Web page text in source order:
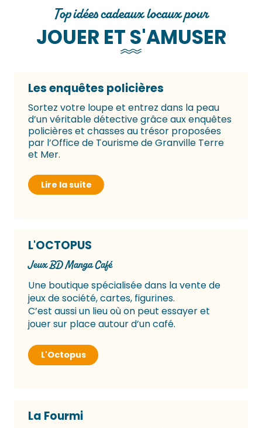
Top idées cadeaux locaux pour
JOUER ET S'AMUSER
Les enquêtes policières
Sortez votre loupe et entrez dans la peau
d’un véritable détective grâce aux enquêtes
policières et chasses au trésor proposées
par l’Office de Tourisme de Granville Terre
et Mer.
Lire la suite
L'OCTOPUS
Jeux BD Manga Café
Une boutique spécialisée dans la vente de
jeux de société, cartes, figurines.
C’est aussi un lieu où on peut essayer et
jouer sur place autour d’un café.
L'Octopus
La Fourmi